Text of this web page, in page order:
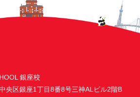
銀座校
央区銀座1丁目8番8号三神ALビル2階B